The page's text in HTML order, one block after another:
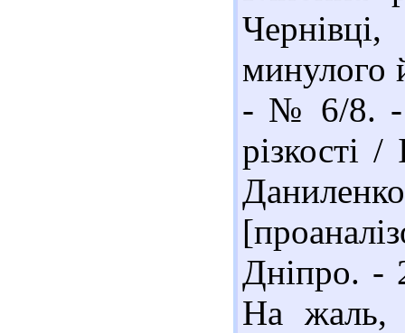
- № 6/8. -
різкості
Дніпро. -
На жаль,